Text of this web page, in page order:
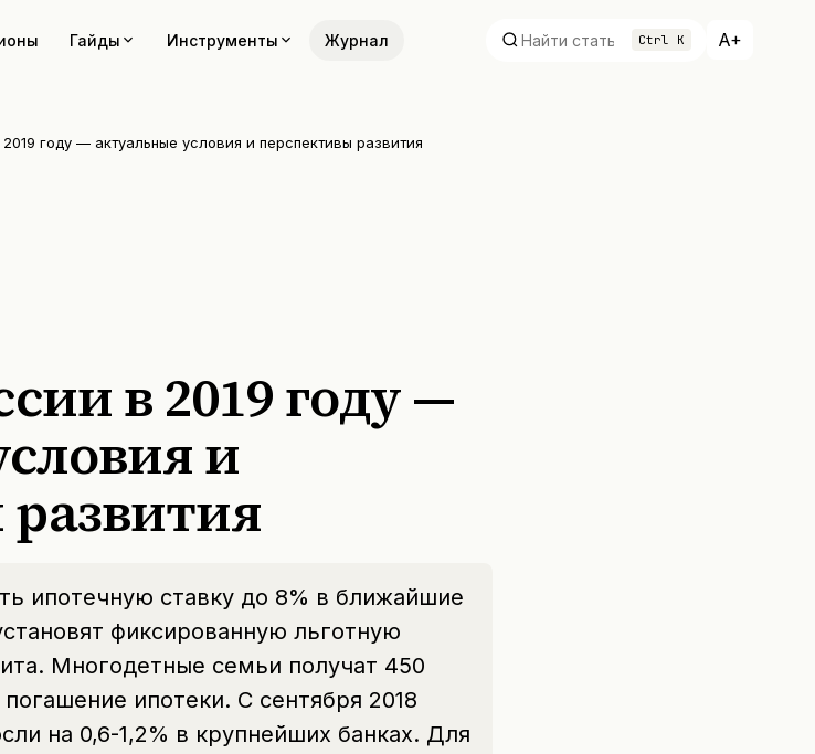
Гайды Инструменты Журнал Ctrl K A+
году — актуальные условия и перспективы развития
в 2019 году —
и
ипотечную ставку до 8% в ближайшие
фиксированную льготную
Многодетные семьи получат 450
ипотеки. С сентября 2018
на 0,6-1,2% в крупнейших банках. Для